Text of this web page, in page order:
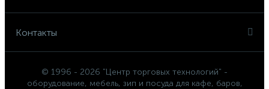
Контакты
© 1996 - 2026 "Центр торговых технологий" -
оборудование, мебель, зип и посуда для кафе, баров,